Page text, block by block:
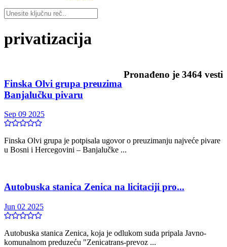
privatizacija
Pronađeno je 3464 vesti
Finska Olvi grupa preuzima
Banjalučku pivaru
Sep 09 2025
Finska Olvi grupa je potpisala ugovor o preuzimanju najveće pivare
u Bosni i Hercegovini – Banjalučke ...
Autobuska stanica Zenica na licitaciji pro...
Jun 02 2025
Autobuska stanica Zenica, koja je odlukom suda pripala Javno-
komunalnom preduzeću "Zenicatrans-prevoz ...